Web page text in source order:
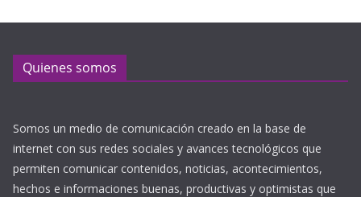
Quienes somos
Somos un medio de comunicación creado en la base de
internet con sus redes sociales y avances tecnológicos que
permiten comunicar contenidos, noticias, acontecimientos,
hechos e informaciones buenas, productivas y optimistas que